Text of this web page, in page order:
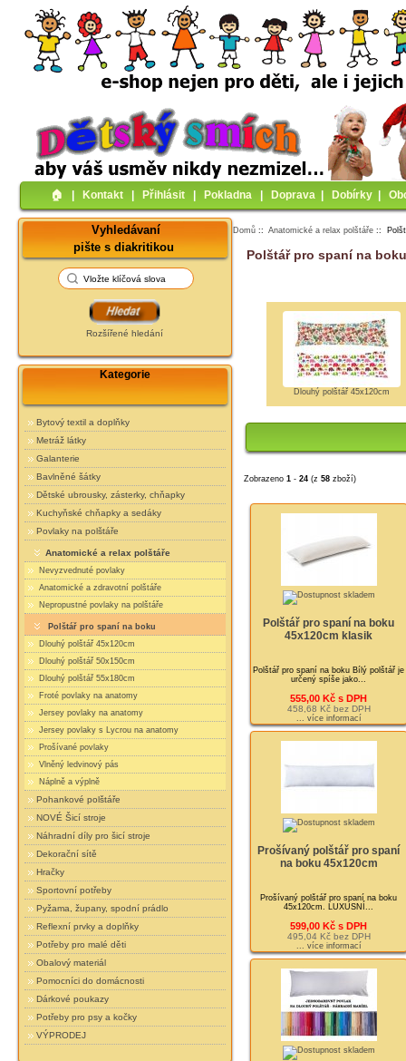
🏠︎ Kontakt Přihlásit Pokladna Doprava Dobírky
Vyhledávaní
pište s diakritikou
Rozšířené hledání
Kategorie
Bytový textil a doplňky
Metráž látky
Galanterie
Bavlněné šátky
Dětské ubrousky, zásterky, chňapky
Kuchyňské chňapky a sedáky
Povlaky na polštáře
Anatomické a relax polštáře
Nevyzvednuté povlaky
Anatomické a zdravotní polštáře
Nepropustné povlaky na polštáře
Polštář pro spaní na boku
Dlouhý polštář 45x120cm
Dlouhý polštář 50x150cm
Dlouhý polštář 55x180cm
Froté povlaky na anatomy
Jersey povlaky na anatomy
Jersey povlaky s Lycrou na anatomy
Prošívané povlaky
Vlněný ledvinový pás
Náplně a výplně
Pohankové polštáře
NOVÉ Šicí stroje
Náhradní díly pro šicí stroje
Dekorační sítě
Hračky
Sportovní potřeby
Pyžama, župany, spodní prádlo
Reflexní prvky a doplňky
Potřeby pro malé děti
Obalový materiál
Pomocníci do domácnosti
Dárkové poukazy
Potřeby pro psy a kočky
VÝPRODEJ
Domů ::Anatomické a relax polštáře ::
Polštář pro spaní na boku
Dlouhý polštář 45x120cm
Zobrazeno 1 - 24(z 58zboží)
Polštář pro spaní na boku
45x120cm klasik
Polštář pro spaní na boku Bílý polštář je
určený spíše jako...
555,00 Kč s DPH
458,68 Kč bez DPH
... více informací
Prošívaný polštář pro spaní
na boku 45x120cm
Prošívaný polštář pro spaní na boku
45x120cm. LUXUSNÍ...
599,00 Kč s DPH
495,04 Kč bez DPH
... více informací